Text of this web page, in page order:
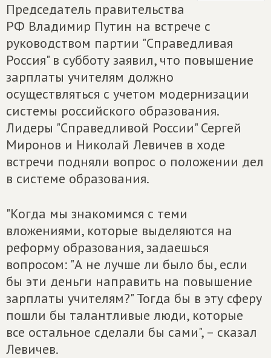
Председатель правительства
РФ Владимир Путин на встрече с
руководством партии "Справедливая
Россия" в субботу заявил, что повышение
зарплаты учителям должно
осуществляться с учетом модернизации
системы российского образования.
Лидеры "Справедливой России" Сергей
Миронов и Николай Левичев в ходе
встречи подняли вопрос о положении дел
в системе образования.
"Когда мы знакомимся с теми
вложениями, которые выделяются на
реформу образования, задаешься
вопросом: "А не лучше ли было бы, если
бы эти деньги направить на повышение
зарплаты учителям?" Тогда бы в эту сферу
пошли бы талантливые люди, которые
все остальное сделали бы сами", – сказал
Левичев.